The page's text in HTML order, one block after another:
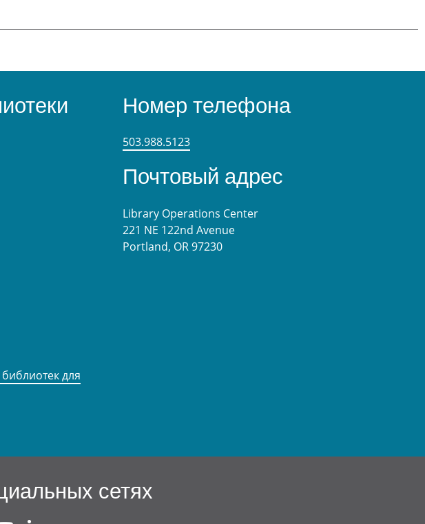
для
Номер телефона
503.988.5123
Почтовый адрес
Library Operations Center
221 NE 122nd Avenue
Portland, OR 97230
сетях